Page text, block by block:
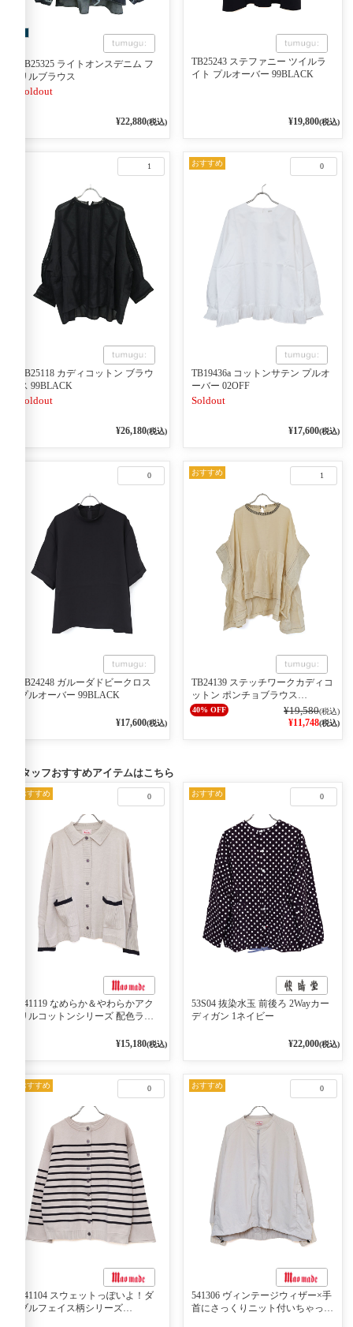
TB25325 ライトオンスデニム フ
リルブラウス
Soldout
¥22,880(税込)
TB25243 ステファニー ツイルラ
イト プルオーバー 99BLACK
¥19,800(税込)
1
TB25118 カディコットン ブラウ
ス 99BLACK
Soldout
¥26,180(税込)
0
おすすめ
TB19436a コットンサテン プルオ
ーバー 02OFF
Soldout
¥17,600(税込)
0
TB24248 ガルーダドビークロス
プルオーバー 99BLACK
¥17,600(税込)
1
おすすめ
40% OFF
TB24139 ステッチワークカディコ
ットン ポンチョブラウス
06KINARI
¥19,580(税込)
¥11,748(税込)
スタッフおすすめアイテムはこちら
0
おすすめ
541119 なめらか＆やわらかアク
リルコットンシリーズ 配色ライ
ン 10ベージュ×ネイビー¥15,180(税込)
0
おすすめ
53S04 抜染水玉 前後ろ 2Wayカー
ディガン 1ネイビー
¥22,000(税込)
0
おすすめ
541104 スウェットっぽいよ！ダ
ブルフェイス柄シリーズ
0
おすすめ
541306 ヴィンテージウィザー×手
首にさっくりニット付いちゃった